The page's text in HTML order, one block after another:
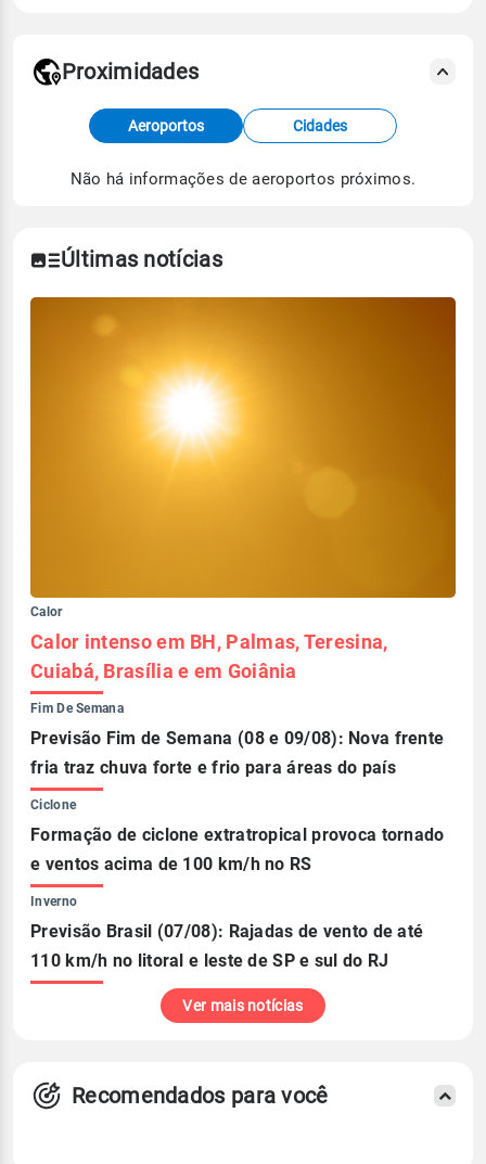
Fonte: dados combinados de estações
meteorológicas e satélite do Centro de Previsão
de Tempo e Estudos Climáticos (CPTEC).
Proximidades
Aeroportos Cidades
Não há informações de aeroportos próximos.
Últimas notícias
Calor
Calor intenso em BH, Palmas, Teresina,
Cuiabá, Brasília e em Goiânia
Fim De Semana
Previsão Fim de Semana (08 e 09/08): Nova frente
fria traz chuva forte e frio para áreas do país
Ciclone
Formação de ciclone extratropical provoca tornado
e ventos acima de 100 km/h no RS
Inverno
Previsão Brasil (07/08): Rajadas de vento de até
110 km/h no litoral e leste de SP e sul do RJ
Ver mais notícias
Recomendados para você